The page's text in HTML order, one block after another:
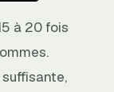
à 20 fois